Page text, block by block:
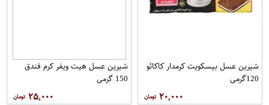
شیرین عسل بیسکویت کرمدار کاکائو
120گرمی
۲۰,۰۰۰
شیرین عسل هیت ویفر کرم فندق
150 گرمی
۲۵,۰۰۰